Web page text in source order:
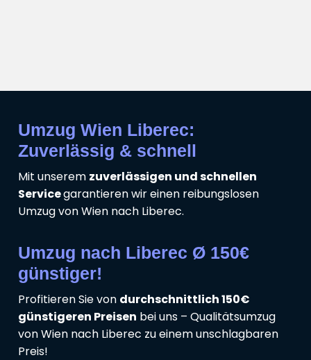
Umzug Wien Liberec:
Zuverlässig & schnell
Mit unserem zuverlässigen und schnellen
Servicegarantieren wir einen reibungslosen
Umzug von Wien nach Liberec.
Umzug nach Liberec Ø 150€
günstiger!
Profitieren Sie von durchschnittlich 150€
günstigeren Preisen bei uns – Qualitätsumzug
von Wien nach Liberec zu einem unschlagbaren
Preis!